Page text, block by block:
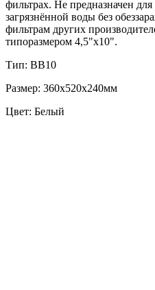
фильтрах. Не предназначен
загрязнённой воды без
фильтрам других
типоразмером 4,5"х10".
Тип: BB10
Размер: 360х520х240мм
Цвет: Белый